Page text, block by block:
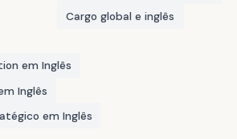
Cargo global e inglês
em Inglês
Inglês
em Inglês